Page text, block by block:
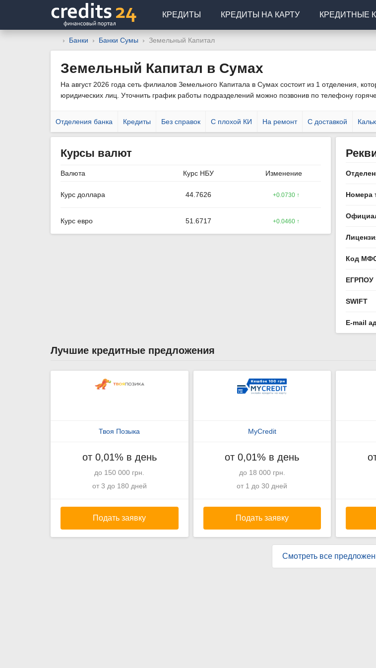
КРЕДИТЫ КРЕДИТЫ НА КАРТУ КРЕДИТНЫЕ
Банки Банки Сумы Земельный Капитал
Земельный Капитал в Сумах
На август 2026 года сеть филиалов Земельного Капитала в Сумах состоит из 1 отделения,
юридических лиц. Уточнить график работы подразделений можно позвонив по телефону
Отделения банка Кредиты Без справок С плохой КИ На ремонт С доставкой
Курсы валют
Валюта Курс НБУ Изменение
Курс доллара 44.7626 +0.0730 ↑
Курс евро 51.6717 +0.0460 ↑
Номера
Код
ЕГРПОУ
SWIFT
E-mail
Лучшие кредитные предложения
Твоя Позыка
от 0,01% в день
до 150 000 грн.
от 3 до 180 дней
Подать заявку
MyCredit
от 0,01% в день
до 18 000 грн.
от 1 до 30 дней
Подать заявку
Смотреть все